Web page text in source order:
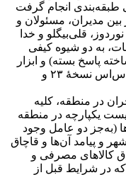
طبقه‌بندی انجام گرفت
از بین مدیران، مسئولان و
قلی‌بیگلو و خدا
به دو شیوه کیفی
پاسخ بسته) و ابزار
تحلیل اطلاعات نیز، نرم‌افزارهای اس‌پی‌اس‌اس نسخۀ ۲۳ و
در منطقه، کلیه
یکپارچه در منطقه
(به‌جز دو عامل وجود
و پیامد آن‌ها و قاچاق
کالاهای مصرفی و
در شرایط قبل از